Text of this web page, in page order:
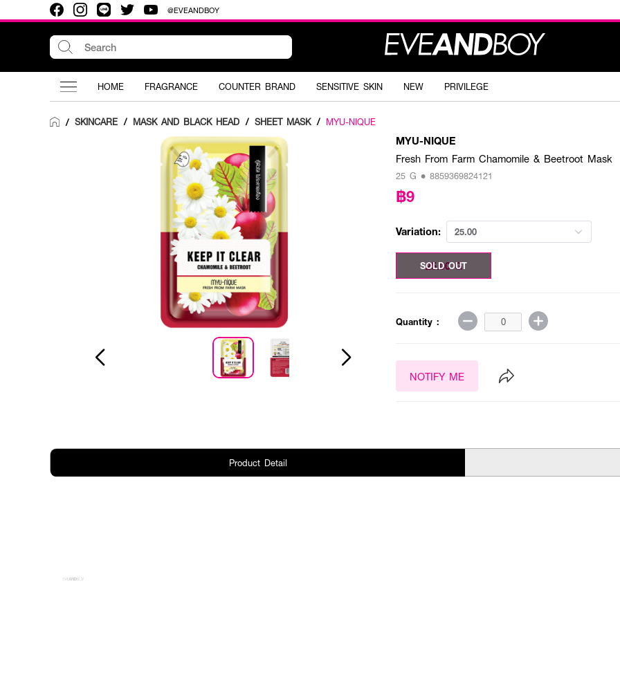
@EVEANDBOY
HOME FRAGRANCE COUNTER BRAND SENSITIVE SKIN NEW PRIVILEGE
/ SKINCARE / MASK AND BLACK HEAD / SHEET MASK / MYU-NIQUE
MYU-NIQUE
Fresh From Farm Chamomile & Beetroot Mask
25 G • 8859369824121
฿9
Variation: 25.00
25.00 G
SOLD OUT
Quantity :
NOTIFY ME
Product Detail